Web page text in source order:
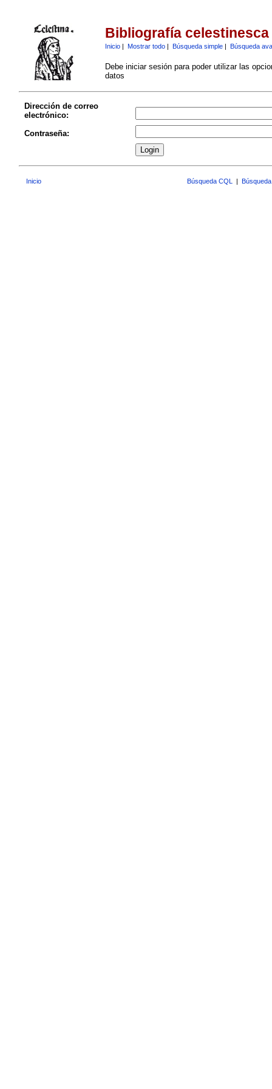
Bibliografía celestinesca
Inicio| Mostrar todo| Búsqueda simple| Búsqueda
Debe iniciar sesión para poder utilizar las
datos
Dirección de correo
electrónico:
Contraseña:
Inicio Búsqueda CQL |